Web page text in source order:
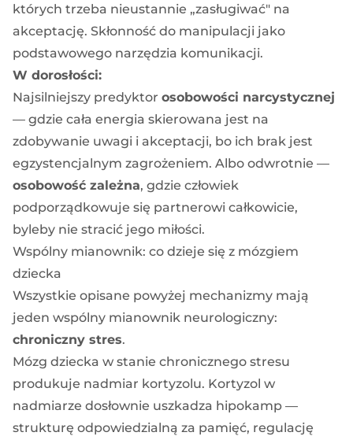
których trzeba nieustannie „zasługiwać" na
akceptację. Skłonność do manipulacji jako
podstawowego narzędzia komunikacji.
W dorosłości:
Najsilniejszy predyktor osobowości narcystycznej
— gdzie cała energia skierowana jest na
zdobywanie uwagi i akceptacji, bo ich brak jest
egzystencjalnym zagrożeniem. Albo odwrotnie —
osobowość zależna, gdzie człowiek
podporządkowuje się partnerowi całkowicie,
byleby nie stracić jego miłości.
Wspólny mianownik: co dzieje się z mózgiem
dziecka
Wszystkie opisane powyżej mechanizmy mają
jeden wspólny mianownik neurologiczny:
chroniczny stres.
Mózg dziecka w stanie chronicznego stresu
produkuje nadmiar kortyzolu. Kortyzol w
nadmiarze dosłownie uszkadza hipokamp —
strukturę odpowiedzialną za pamięć, regulację